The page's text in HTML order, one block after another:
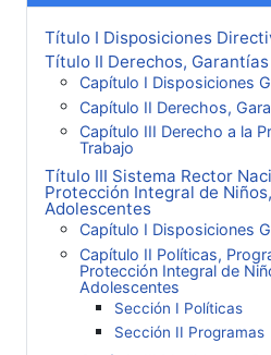
Título I Disposiciones
Título II Derechos,
Capítulo I Disposiciones
Capítulo II Derechos,
Capítulo III Derecho a la
Trabajo
Título III Sistema Rector
Protección Integral de
Adolescentes
Capítulo I Disposiciones
Capítulo II Políticas,
Protección Integral de
Adolescentes
Sección I Políticas
Sección II Programas